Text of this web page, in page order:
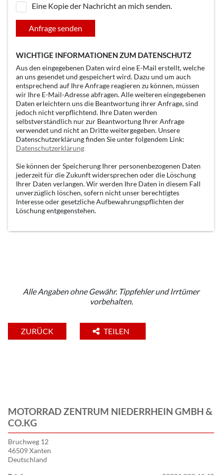
Eine Kopie der Nachricht an mich senden.
Anfrage senden
WICHTIGE INFORMATIONEN ZUM DATENSCHUTZ
Aus den eingegebenen Daten wird eine E-Mail erstellt, welche
an uns gesendet und gespeichert wird. Dazu und um auch
entsprechend auf Ihre Anfrage reagieren zu können, müssen
wir Ihre E-Mail-Adresse abfragen. Alle weiteren eingegebenen
Daten erleichtern uns die Beantwortung ihrer Anfrage, sind
jedoch nicht verpflichtend. Ihre Daten werden
selbstverständlich nur zur Beantwortung Ihrer Anfrage
verwendet und nicht an Dritte weitergegeben. Unsere
Datenschutzerklärung finden Sie unter folgendem Link:
Datenschutzerklärung
Sie können der Speicherung Ihrer personenbezogenen Daten
jederzeit für die Zukunft widersprechen oder die Löschung
Ihrer Daten verlangen. Wir werden Ihre Daten in diesem Fall
unverzüglich löschen, sofern nicht unser berechtigtes
Interesse oder gesetzliche Aufbewahrungspflichten der
Löschung entgegenstehen.
Alle Angaben ohne Gewähr. Tippfehler und Irrtümer
vorbehalten.
ZURÜCK TEILEN
MOTORRAD ZENTRUM NIEDERRHEIN GMBH &
CO.KG
Bruchweg 12
46509 Xanten
Deutschland